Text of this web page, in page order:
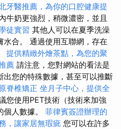
牙醫推薦，為你的口腔健康提
牛奶更強烈，稍微濃密，並且
徒實習 其他人可以在夏季洗澡
合。 通過使用互聯網，存在
提供精緻外燴茶點，為您的聚
薦 請注意，您對網站的看法是
出您的特殊數據，甚至可以推斷
脊椎矯正 坐月子中心，提供全
您使用PET技術（技術來加強
人數據。 菲律賓簽證辦理的
，讓家居無瑕疵 您可以在許多